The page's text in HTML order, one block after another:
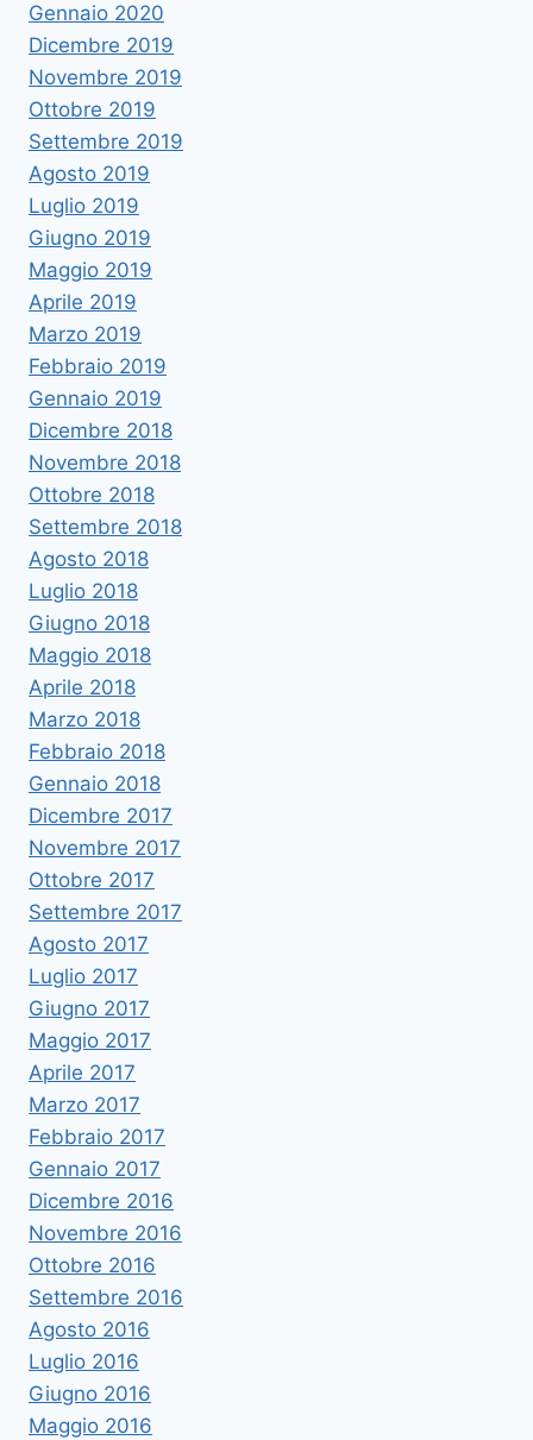
Gennaio 2020
Dicembre 2019
Novembre 2019
Ottobre 2019
Settembre 2019
Agosto 2019
Luglio 2019
Giugno 2019
Maggio 2019
Aprile 2019
Marzo 2019
Febbraio 2019
Gennaio 2019
Dicembre 2018
Novembre 2018
Ottobre 2018
Settembre 2018
Agosto 2018
Luglio 2018
Giugno 2018
Maggio 2018
Aprile 2018
Marzo 2018
Febbraio 2018
Gennaio 2018
Dicembre 2017
Novembre 2017
Ottobre 2017
Settembre 2017
Agosto 2017
Luglio 2017
Giugno 2017
Maggio 2017
Aprile 2017
Marzo 2017
Febbraio 2017
Gennaio 2017
Dicembre 2016
Novembre 2016
Ottobre 2016
Settembre 2016
Agosto 2016
Luglio 2016
Giugno 2016
Maggio 2016